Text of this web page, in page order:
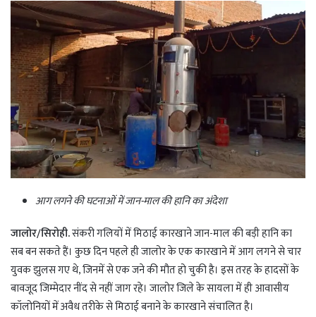
email
आग लगने की घटनाओं में जान-माल की हानि का अंदेशा
जालोर/सिरोही.संकरी गलियों में मिठाई कारखाने जान-माल की बड़ी हानि का
सब बन सकते हैं। कुछ दिन पहले ही जालोर के एक कारखाने में आग लगने से चार
युवक झुलस गए थे, जिनमें से एक जने की मौत हो चुकी है। इस तरह के हादसों के
बावजूद जिम्मेदार नींद से नहीं जाग रहे। जालोर जिले के सायला में ही आवासीय
कॉलोनियों में अवैध तरीके से मिठाई बनाने के कारखाने संचालित है।